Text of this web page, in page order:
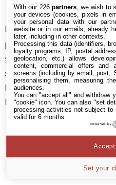
L’alimentation Seasonic
pour nos configurations de
son excellente efficacité,
solide réputation de fiabilité.
Plus Gold nous a permis
la consommation du
With our 226partners , we wish to
your devices (cookies, pixels in
your personal data with our
website or in our emails, already
later, including in other contexts.
Processing this data (identifiers,
loyalty programs, IP, postal
geolocation, etc.) allows
content, commercial offers and
screens (including by email, post,
personalising them, measuring
audiences.
You can "accept all" and withdraw
"cookie" icon. You can also "set
processing activities not subject
valid for 6 months.
powered by
Set your